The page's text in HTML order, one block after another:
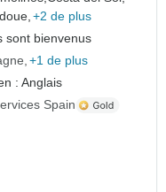
+2 de plus
sont bienvenus
+1 de plus
: Anglais
Spain